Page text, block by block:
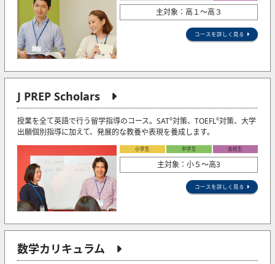
主対象：高１～高３
コースを詳しく見る
J PREP Scholars
授業を全て英語で行う留学指導のコース。SAT®対策、TOEFL®対策、大学
出願個別指導に加えて、発展的な教養や表現を養成します。
小学生 中学生 高校生
主対象：小５〜高3
コースを詳しく見る
数学カリキュラム